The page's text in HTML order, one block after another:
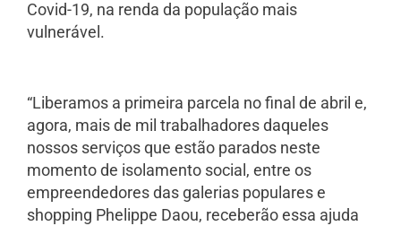
Covid-19, na renda da população mais
vulnerável.
“Liberamos a primeira parcela no final de abril e,
agora, mais de mil trabalhadores daqueles
nossos serviços que estão parados neste
momento de isolamento social, entre os
empreendedores das galerias populares e
shopping Phelippe Daou, receberão essa ajuda